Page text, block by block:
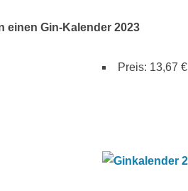
einen Gin-Kalender 2023
Preis: 13,67 €